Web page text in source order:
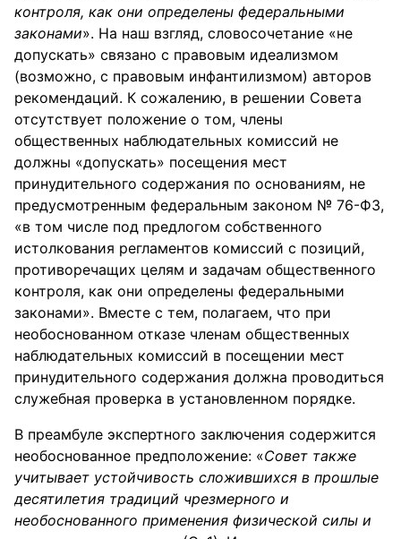
контроля, как они определены федеральными
законами». На наш взгляд, словосочетание «не
допускать» связано с правовым идеализмом
(возможно, с правовым инфантилизмом) авторов
рекомендаций. К сожалению, в решении Совета
отсутствует положение о том, члены
общественных наблюдательных комиссий не
должны «допускать» посещения мест
принудительного содержания по основаниям, не
предусмотренным федеральным законом № 76-ФЗ,
«в том числе под предлогом собственного
истолкования регламентов комиссий с позиций,
противоречащих целям и задачам общественного
контроля, как они определены федеральными
законами». Вместе с тем, полагаем, что при
необоснованном отказе членам общественных
наблюдательных комиссий в посещении мест
принудительного содержания должна проводиться
служебная проверка в установленном порядке.
В преамбуле экспертного заключения содержится
необоснованное предположение: «Совет также
учитывает устойчивость сложившихся в прошлые
десятилетия традиций чрезмерного и
необоснованного применения физической силы и